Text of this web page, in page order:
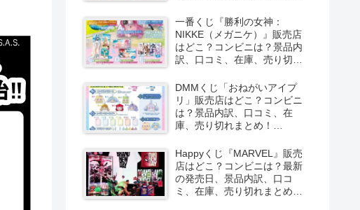
ミマで新発売！しまむら系列
のアベイルも！
一番くじ『勝利の女神：
NIKKE（メガニケ）』販売店
はどこ？コンビニは？景品内
訳、口コミ、在庫、売り切れ
CHAPTER8（第8弾）が
2026/8/8より新発売！
DMMくじ「おねがいアイプ
リ」販売店はどこ？コンビニ
は？景品内訳、口コミ、在
庫、売り切れまとめ！
新発売！
Happyくじ『MARVEL』販売
店はどこ？コンビニは？最新
の発売日、景品内訳、口コ
ミ、在庫、売り切れまとめ！